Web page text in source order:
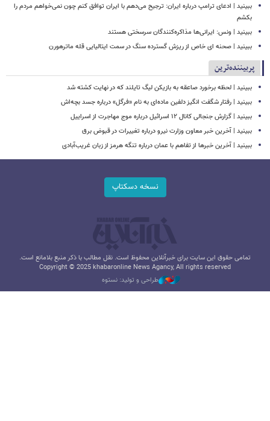
ببینید | ادعای ترامپ درباره ایران: ترجیح می‌دهم با ایران توافق کنم چون نمی‌خواهم مردم را
بکشم
ببینید | ونس: ایرانی‌ها مذاکره‌کنندگان سرسختی هستند
ببینید | صحنه ای خاص از ریزش گسترده سنگ در سمت ایتالیایی قله ماترهورن
پربیننده‌ترین
ببینید | لحظه برخورد صاعقه به بازیکن لیگ تایلند که در نهایت کشته شد
ببینید | رفتار شگفت انگیز دلفین ماده‌ای به نام «فرگل» درباره جسد بچه‌اش
ببینید | گزارش جنجالی کانال ۱۲ اسرائیل درباره موج مهاجرت از اسراییل
ببینید | آخرین خبر معاون وزارت نیرو درباره تغییرات در قبوض برق
ببینید | آخرین خبرها از تفاهم با عمان درباره تنگه هرمز از زبان غریب‌آبادی
نسخه دسکتاپ
تمامی حقوق این سایت برای خبرآنلاین محفوظ است. نقل مطالب با ذکر منبع بلامانع است.
Copyright © 2025 khabaronline News Agancy, All rights reserved
طراحی و تولید: نستوه